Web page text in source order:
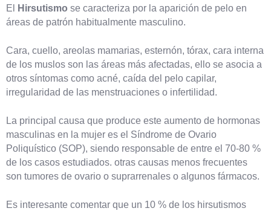
El Hirsutismo se caracteriza por la aparición de pelo en
áreas de patrón habitualmente masculino.
Cara, cuello, areolas mamarias, esternón, tórax, cara interna
de los muslos son las áreas más afectadas, ello se asocia a
otros síntomas como acné, caída del pelo capilar,
irregularidad de las menstruaciones o infertilidad.
La principal causa que produce este aumento de hormonas
masculinas en la mujer es el Síndrome de Ovario
Poliquístico (SOP), siendo responsable de entre el 70-80 %
de los casos estudiados. otras causas menos frecuentes
son tumores de ovario o suprarrenales o algunos fármacos.
Es interesante comentar que un 10 % de los hirsutismos